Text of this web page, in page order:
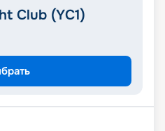
Club (YC1)